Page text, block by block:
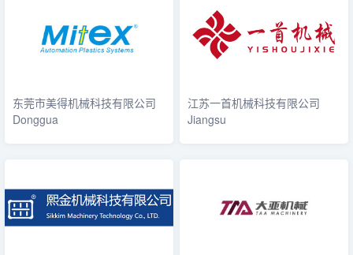
东莞市美得机械科技有限公司
Donggua
江苏一首机械科技有限公司
Jiangsu